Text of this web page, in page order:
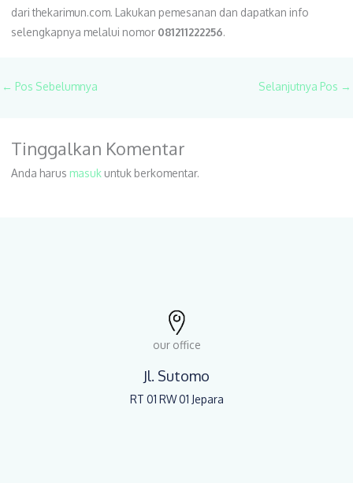
dari thekarimun.com. Lakukan pemesanan dan dapatkan info
selengkapnya melalui nomor 081211222256.
← Pos Sebelumnya Selanjutnya Pos →
Tinggalkan Komentar
Anda harus masukuntuk berkomentar.
our office
Jl. Sutomo
RT 01 RW 01 Jepara